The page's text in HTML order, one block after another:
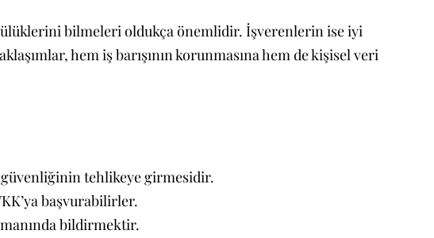
bilmeleri oldukça önemlidir. İşverenlerin ise iyi
hem iş barışının korunmasına hem de kişisel veri
tehlikeye girmesidir.
başvurabilirler.
bildirmektir.